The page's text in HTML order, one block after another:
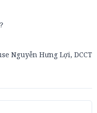
Nguyễn Hưng Lợi, DCCT